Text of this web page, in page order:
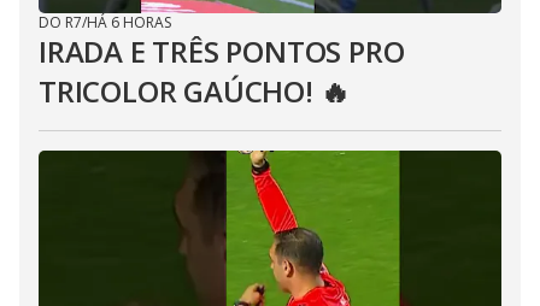
DO R7/HÁ 6 HORAS
IRADA E TRÊS PONTOS PRO
TRICOLOR GAÚCHO! 🔥